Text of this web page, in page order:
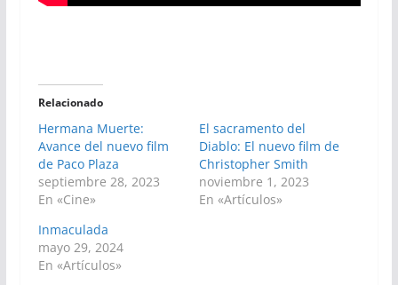
Relacionado
Hermana Muerte:
Avance del nuevo film
de Paco Plaza
septiembre 28, 2023
En «Cine»
El sacramento del
Diablo: El nuevo film de
Christopher Smith
noviembre 1, 2023
En «Artículos»
Inmaculada
mayo 29, 2024
En «Artículos»